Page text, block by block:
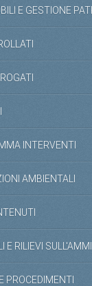
E GESTIONE
INTERVENTI
AMBIENTALI
E RILIEVI
PROCEDIMENTI